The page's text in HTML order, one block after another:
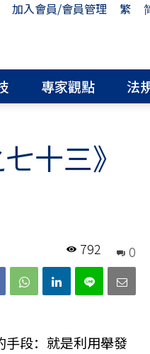
加入會員/會員管理 繁
專家觀點 法
十三》
0
792
段：就是利用舉發